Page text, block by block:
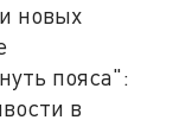
новых
пояса":
в